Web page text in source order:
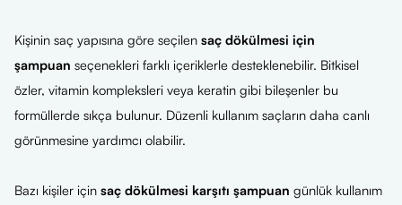
Kişinin saç yapısına göre seçilen saç dökülmesi için
şampuan seçenekleri farklı içeriklerle desteklenebilir. Bitkisel
özler, vitamin kompleksleri veya keratin gibi bileşenler bu
formüllerde sıkça bulunur. Düzenli kullanım saçların daha canlı
görünmesine yardımcı olabilir.
Bazı kişiler için saç dökülmesi karşıtı şampuan günlük kullanım